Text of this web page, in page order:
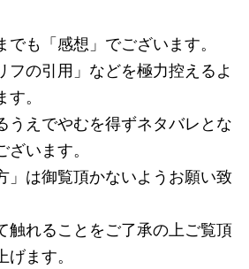
でも「感想」でございます。
フの引用」などを極力控えるよ
。
うえでやむを得ずネタバレとな
います。
」は御覧頂かないようお願い致
触れることをご了承の上ご覧頂
げます。